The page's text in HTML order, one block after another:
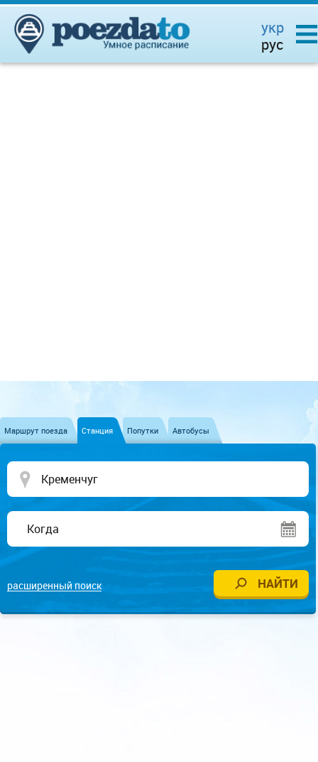
укр
рус
Маршрут поезда Станция Попутки Автобусы
расширенный поиск